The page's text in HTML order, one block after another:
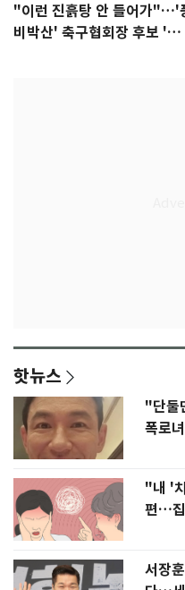
"이런 진흙탕 안 들어가"…'
비박산' 축구협회장 후보 '실
핫뉴스
"단둘
폭로
"내 '
편…집
서장